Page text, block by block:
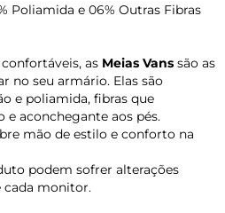
Poliamida e 06% Outras Fibras
as Meias Vans são as
no seu armário. Elas são
e poliamida, fibras que
aconchegante aos pés.
mão de estilo e conforto na
podem sofrer alterações
cada monitor.